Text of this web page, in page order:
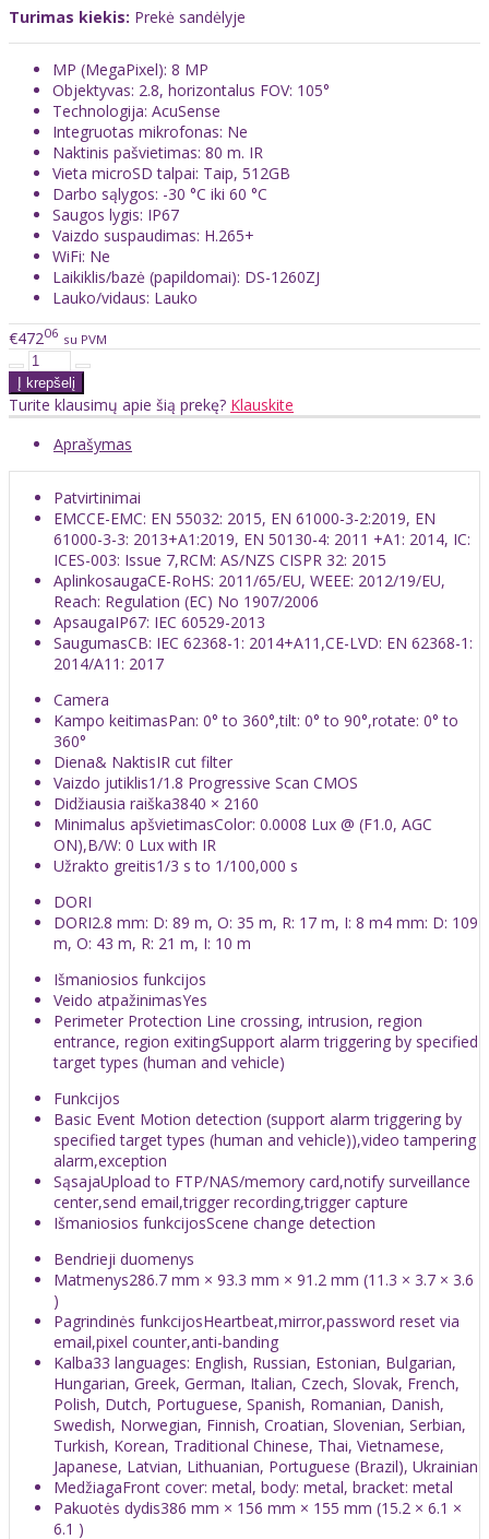
Turimas kiekis: Prekė sandėlyje
MP (MegaPixel): 8 MP
Objektyvas: 2.8, horizontalus FOV: 105°
Technologija: AcuSense
Integruotas mikrofonas: Ne
Naktinis pašvietimas: 80 m. IR
Vieta microSD talpai: Taip, 512GB
Darbo sąlygos: -30 °C iki 60 °C
Saugos lygis: IP67
Vaizdo suspaudimas: H.265+
WiFi: Ne
Laikiklis/bazė (papildomai): DS-1260ZJ
Lauko/vidaus: Lauko
€47206 su PVM
Turite klausimų apie šią prekę? Klauskite
Aprašymas
Patvirtinimai
EMCCE-EMC: EN 55032: 2015, EN 61000-3-2:2019, EN
61000-3-3: 2013+A1:2019, EN 50130-4: 2011 +A1: 2014, IC:
ICES-003: Issue 7,RCM: AS/NZS CISPR 32: 2015
AplinkosaugaCE-RoHS: 2011/65/EU, WEEE: 2012/19/EU,
Reach: Regulation (EC) No 1907/2006
ApsaugaIP67: IEC 60529-2013
SaugumasCB: IEC 62368-1: 2014+A11,CE-LVD: EN 62368-1:
2014/A11: 2017
Camera
Kampo keitimasPan: 0° to 360°,tilt: 0° to 90°,rotate: 0° to
360°
Diena& NaktisIR cut filter
Vaizdo jutiklis1/1.8 Progressive Scan CMOS
Didžiausia raiška3840 × 2160
Minimalus apšvietimasColor: 0.0008 Lux @ (F1.0, AGC
ON),B/W: 0 Lux with IR
Užrakto greitis1/3 s to 1/100,000 s
DORI
DORI2.8 mm: D: 89 m, O: 35 m, R: 17 m, I: 8 m4 mm: D: 109
m, O: 43 m, R: 21 m, I: 10 m
Išmaniosios funkcijos
Veido atpažinimasYes
Perimeter Protection Line crossing, intrusion, region
entrance, region exitingSupport alarm triggering by specified
target types (human and vehicle)
Funkcijos
Basic Event Motion detection (support alarm triggering by
specified target types (human and vehicle)),video tampering
alarm,exception
SąsajaUpload to FTP/NAS/memory card,notify surveillance
center,send email,trigger recording,trigger capture
Išmaniosios funkcijosScene change detection
Bendrieji duomenys
Matmenys286.7 mm × 93.3 mm × 91.2 mm (11.3 × 3.7 × 3.6
)
Pagrindinės funkcijosHeartbeat,mirror,password reset via
email,pixel counter,anti-banding
Kalba33 languages: English, Russian, Estonian, Bulgarian,
Hungarian, Greek, German, Italian, Czech, Slovak, French,
Polish, Dutch, Portuguese, Spanish, Romanian, Danish,
Swedish, Norwegian, Finnish, Croatian, Slovenian, Serbian,
Turkish, Korean, Traditional Chinese, Thai, Vietnamese,
Japanese, Latvian, Lithuanian, Portuguese (Brazil), Ukrainian
MedžiagaFront cover: metal, body: metal, bracket: metal
Pakuotės dydis386 mm × 156 mm × 155 mm (15.2 × 6.1 ×
6.1 )